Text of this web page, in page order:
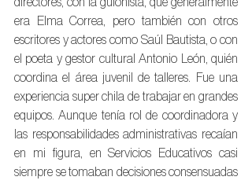
era Elma Correa, pero también con otros
escritores y actores como Saúl Bautista, o con
el poeta y gestor cultural Antonio León, quién
coordina el área juvenil de talleres. Fue una
experiencia super chila de trabajar en grandes
equipos. Aunque tenía rol de coordinadora y
las responsabilidades administrativas recaían
en mi figura, en Servicios Educativos casi
siempre se tomaban decisiones consensuadas